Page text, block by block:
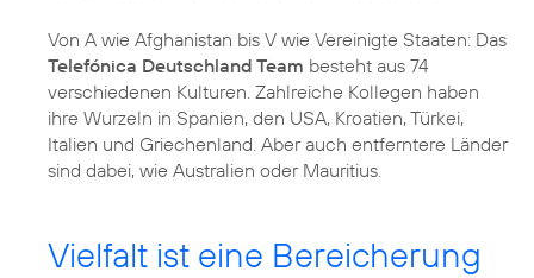
Von A wie Afghanistan bis V wie Vereinigte Staaten: Das
Telefónica Deutschland Team besteht aus 74
verschiedenen Kulturen. Zahlreiche Kollegen haben
ihre Wurzeln in Spanien, den USA, Kroatien, Türkei,
Italien und Griechenland. Aber auch entferntere Länder
sind dabei, wie Australien oder Mauritius.
Vielfalt ist eine Bereicherung